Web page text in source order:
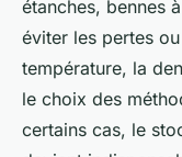
étanches, bennes
éviter les pertes
température, la
le choix des
certains cas, le